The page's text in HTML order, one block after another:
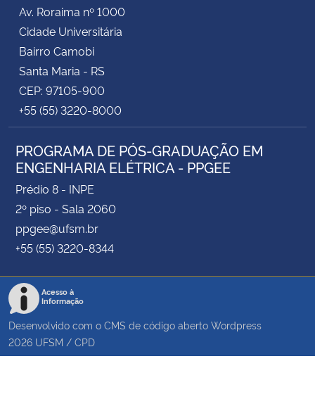
Av. Roraima nº 1000
Cidade Universitária
Bairro Camobi
Santa Maria - RS
CEP: 97105-900
+55 (55) 3220-8000
PROGRAMA DE PÓS-GRADUAÇÃO EM
ENGENHARIA ELÉTRICA - PPGEE
Prédio 8 - INPE
2º piso - Sala 2060
ppgee@ufsm.br
+55 (55) 3220-8344
Acesso à
Informação
Desenvolvido com o CMS de código aberto Wordpress
2026 UFSM / CPD